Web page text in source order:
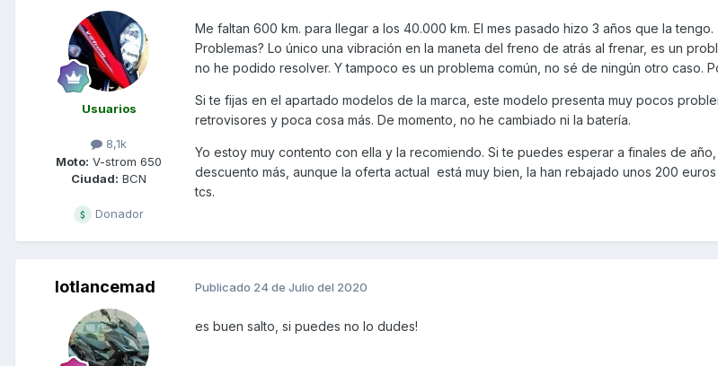
Usuarios
8,1k
Moto: V-strom 650
Ciudad: BCN
Donador
Me faltan 600 km. para llegar a los 40.000 km. El mes pasado hizo 3 años que la tengo.
Problemas? Lo único una vibración en la maneta del freno de atrás al frenar, es un
no he podido resolver. Y tampoco es un problema común, no sé de ningún otro caso.
Si te fijas en el apartado modelos de la marca, este modelo presenta muy pocos
retrovisores y poca cosa más. De momento, no he cambiado ni la batería.
Yo estoy muy contento con ella y la recomiendo. Si te puedes esperar a finales de
descuento más, aunque la oferta actual está muy bien, la han rebajado unos 200
tcs.
lotlancemad Publicado 24 de Julio del 2020
es buen salto, si puedes no lo dudes!